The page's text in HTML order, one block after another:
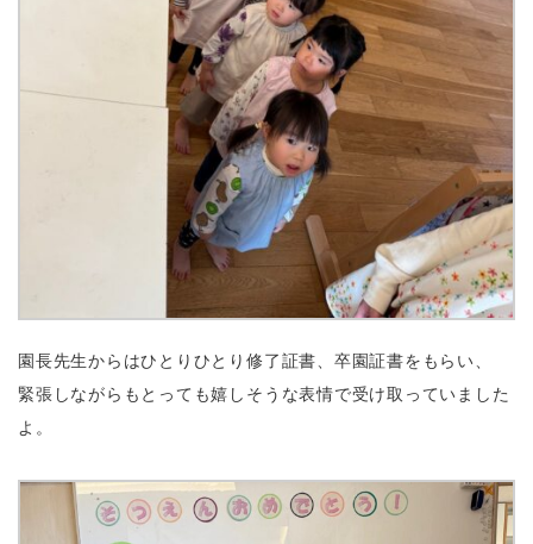
園長先生からはひとりひとり修了証書、卒園証書をもらい、
緊張しながらもとっても嬉しそうな表情で受け取っていました
よ。